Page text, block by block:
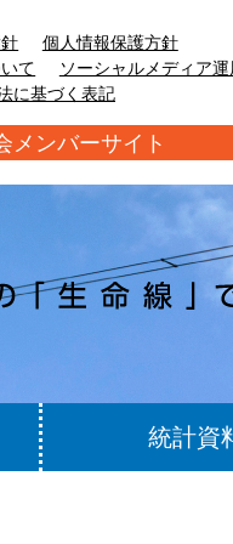
個人情報保護方針
て
ソーシャルメディア
に基づく表記
メンバーサイト
統計資